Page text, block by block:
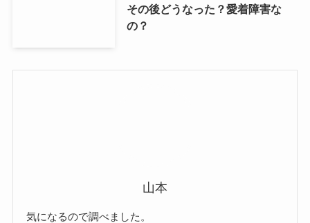
その後どうなった？愛着障害な
の？
山本
気になるので調べました。